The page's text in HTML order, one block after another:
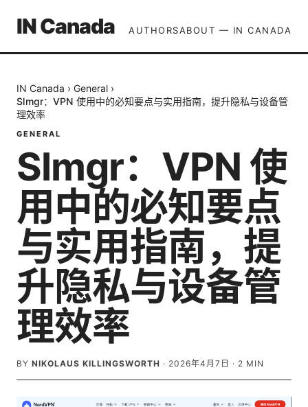
IN Canada AUTHORSABOUT — IN CANADA
IN Canada › General ›
Slmgr：VPN 使用中的必知要点与实用指南，提升隐私与设备管
理效率
GENERAL
Slmgr：VPN 使
用中的必知要点
与实用指南，提
升隐私与设备管
理效率
BY NIKOLAUS KILLINGSWORTH · 2026年4月7日 · 2 MIN